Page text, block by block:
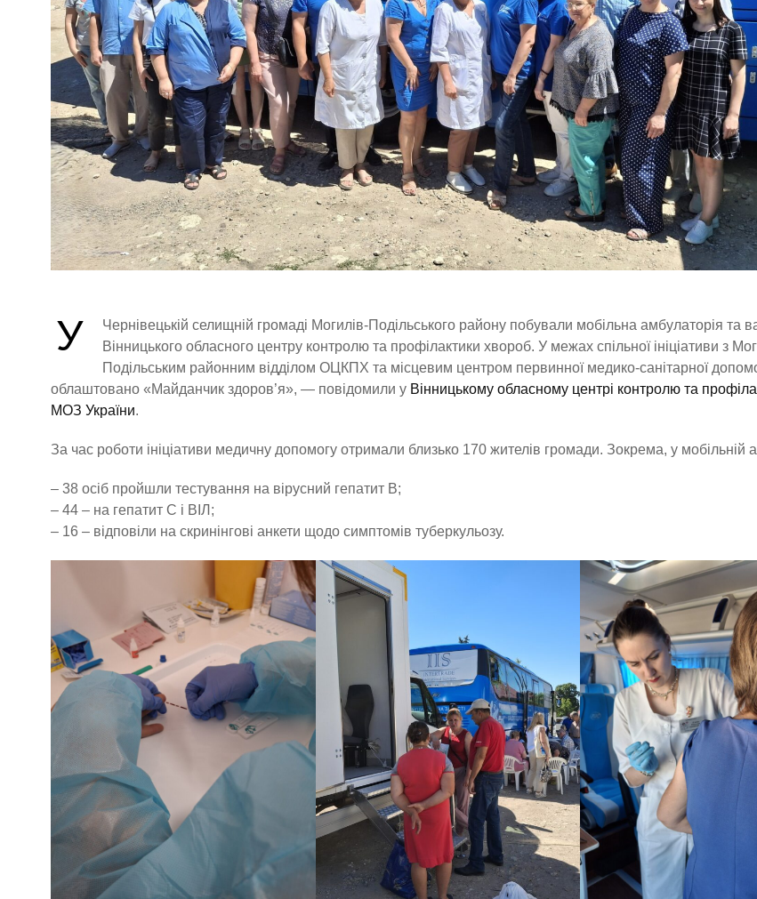
У
Чернівецькій селищній громаді Могилів-Подільського району побували мобільна амбулаторія та
Вінницького обласного центру контролю та профілактики хвороб. У межах спільної ініціативи з
Подільським районним відділом ОЦКПХ та місцевим центром первинної медико-санітарної
облаштовано «Майданчик здоров’я», — повідомили у Вінницькому обласному центрі контролю та
МОЗ України.
За час роботи ініціативи медичну допомогу отримали близько 170 жителів громади. Зокрема, у мобільній
– 38 осіб пройшли тестування на вірусний гепатит B;
– 44 – на гепатит C і ВІЛ;
– 16 – відповіли на скринінгові анкети щодо симптомів туберкульозу.